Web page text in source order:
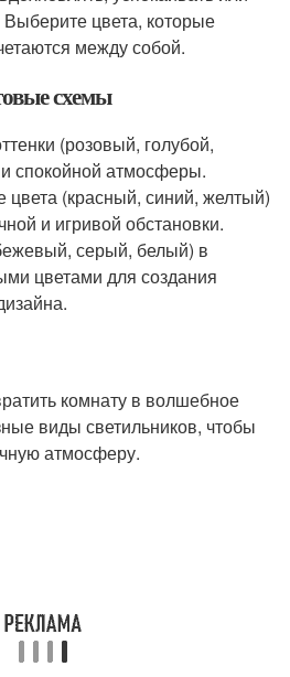
цвета, которые
между собой.
схемы
(розовый, голубой,
спокойной атмосферы.
(красный, синий, желтый)
и игривой обстановки.
серый, белый) в
цветами для создания
комнату в волшебное
виды светильников, чтобы
атмосферу.